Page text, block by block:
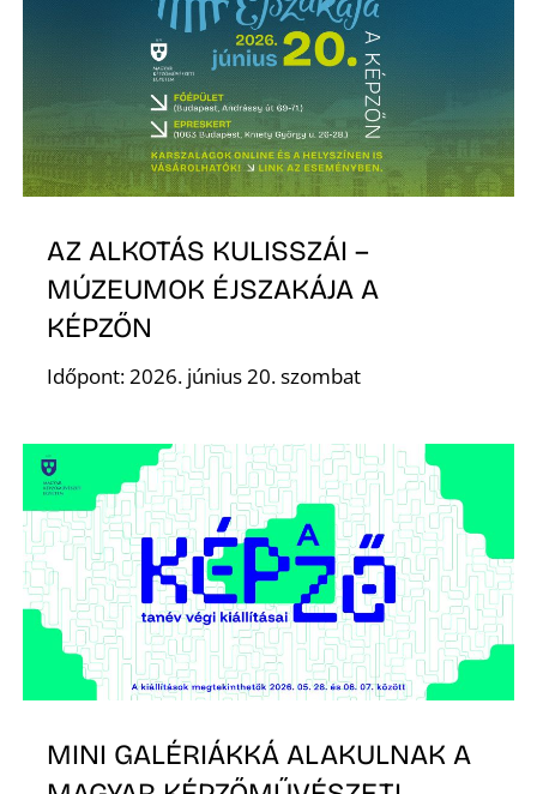
AZ ALKOTÁS KULISSZÁI –
MÚZEUMOK ÉJSZAKÁJA A
KÉPZŐN
Időpont: 2026. június 20. szombat
MINI GALÉRIÁKKÁ ALAKULNAK A